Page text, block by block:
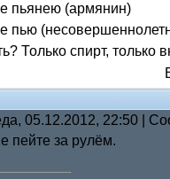
пьянею (армянин)
пью
Только спирт, только
05.12.2012, 22:50 |
пейте за рулём.